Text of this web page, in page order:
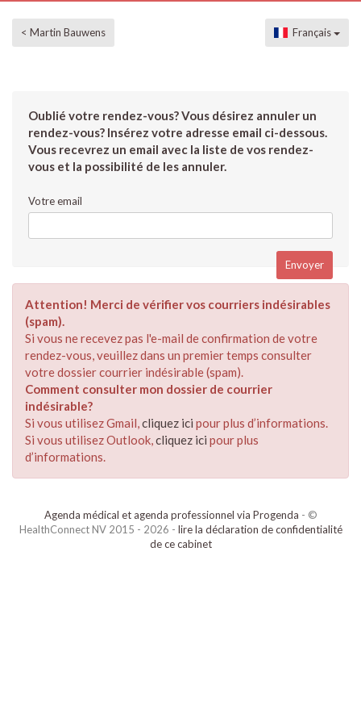
< Martin Bauwens Français
Oublié votre rendez-vous? Vous désirez annuler un
rendez-vous? Insérez votre adresse email ci-dessous.
Vous recevrez un email avec la liste de vos rendez-
vous et la possibilité de les annuler.
Votre email
Attention! Merci de vérifier vos courriers indésirables
(spam).
Si vous ne recevez pas l'e-mail de confirmation de votre
rendez-vous, veuillez dans un premier temps consulter
votre dossier courrier indésirable (spam).
Comment consulter mon dossier de courrier
indésirable?
Si vous utilisez Gmail,cliquez ici pour plus d’informations.
Si vous utilisez Outlook,cliquez ici pour plus
d’informations.
Agenda médical et agenda professionnel via Progenda - ©
HealthConnect NV 2015 - 2026 - lire la déclaration de confidentialité
de ce cabinet